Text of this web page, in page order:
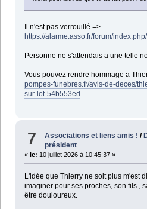
Il n'est pas verrouillé =>
https://alarme.asso.fr/forum/
Personne ne s'attendais a une telle
Vous pouvez rendre hommage a
pompes-funebres.fr/avis-de-deces/
sur-lot-54b553ed
7 Associations et liens amis ! /
président
« le: 10 juillet 2026 à 10:45:37 »
L'idée que Thierry ne soit plus m'est
imaginer pour ses proches, son fils ,
être douloureux.